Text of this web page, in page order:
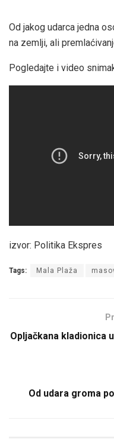
Od jakog udarca jedna
na zemlji, ali
Pogledajte i video
izvor: Politika Ekspres
Tags: Mala Plaža
Opljačkana kladionica
Od udara groma